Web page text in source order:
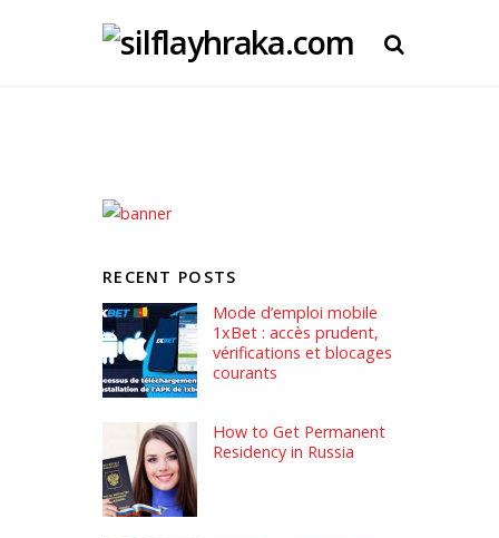
RECENT POSTS
Mode d’emploi mobile
1xBet : accès prudent,
vérifications et blocages
courants
How to Get Permanent
Residency in Russia